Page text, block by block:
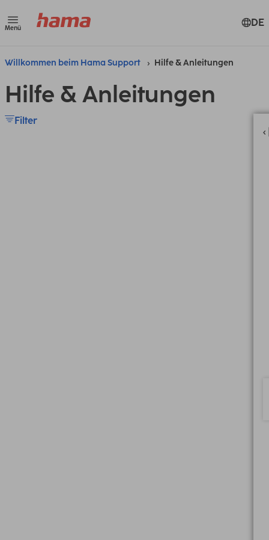
Menü DE
Willkommen beim Hama Support Hilfe & Anleitungen
Hilfe & Anleitungen
Filter